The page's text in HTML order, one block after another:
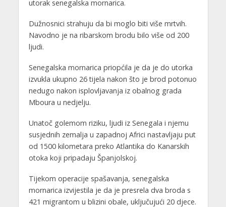
utorak senegalska mornarica.
Dužnosnici strahuju da bi moglo biti više mrtvih.
Navodno je na ribarskom brodu bilo više od 200
ljudi.
Senegalska mornarica priopćila je da je do utorka
izvukla ukupno 26 tijela nakon što je brod potonuo
nedugo nakon isplovljavanja iz obalnog grada
Mboura u nedjelju.
Unatoč golemom riziku, ljudi iz Senegala i njemu
susjednih zemalja u zapadnoj Africi nastavljaju put
od 1500 kilometara preko Atlantika do Kanarskih
otoka koji pripadaju Španjolskoj.
Tijekom operacije spašavanja, senegalska
mornarica izvijestila je da je presrela dva broda s
421 migrantom u blizini obale, uključujući 20 djece.